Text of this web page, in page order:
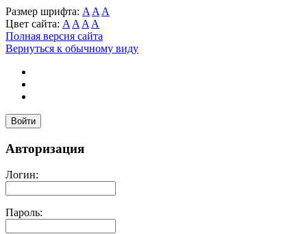
Размер шрифта: A A A
Цвет сайта: A A A A
Полная версия сайта
Вернуться к обычному виду
Войти
Авторизация
Логин:
Пароль: